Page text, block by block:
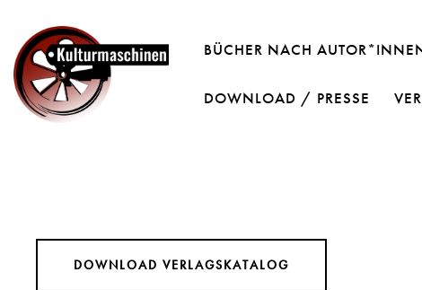
BÜCHER NACH
DOWNLOAD / PRESSE
DOWNLOAD VERLAGSKATALOG